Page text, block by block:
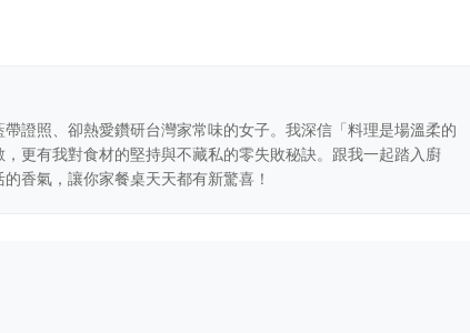
證照、卻熱愛鑽研台灣家常味的女子。我深信「料理是場溫柔的
更有我對食材的堅持與不藏私的零失敗秘訣。跟我一起踏入廚
香氣，讓你家餐桌天天都有新驚喜！